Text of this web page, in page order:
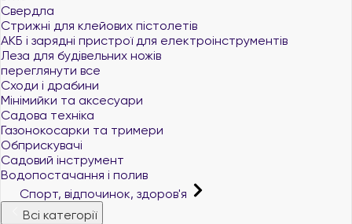
Свердла
Стрижні для клейових пістолетів
АКБ і зарядні пристрої для електроінструментів
Леза для будівельних ножів
переглянути все
Сходи і драбини
Мінімийки та аксесуари
Садова техніка
Газонокосарки та тримери
Обприскувачі
Садовий інструмент
Водопостачання і полив
Спорт, відпочинок, здоров'я
Всі категорії